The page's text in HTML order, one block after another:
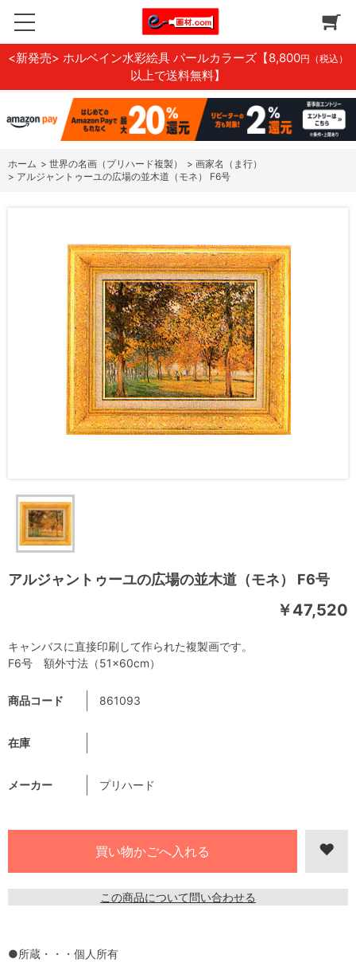
<新発売> ホルベイン水彩絵具 パールカラーズ 【8,800円（税込）
以上で送料無料】
ホーム > 世界の名画（プリハード複製） > 画家名（ま行）
> アルジャントゥーユの広場の並木道（モネ） F6号
アルジャントゥーユの広場の並木道（モネ） F6号
￥47,520
商品コード 861093
在庫
メーカー プリハード
この商品について問い合わせる
キャンバスに直接印刷して作られた複製画です。
F6号 額外寸法（51×60cm）
●所蔵・・・個人所有